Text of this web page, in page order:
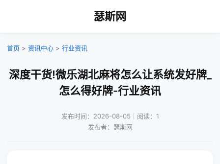
瑟斯网
首页 > 资讯中心 > 行业资讯
深度干货!微乐湖北麻将怎么让系统发好牌_
怎么得好牌-行业资讯
发布时间：2026-08-05｜阅读：1
发布者：瑟斯网